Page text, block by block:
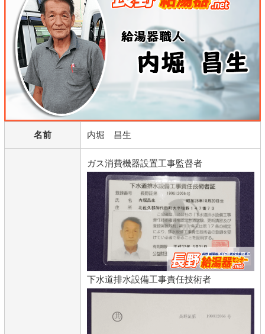
名前 内堀 昌生
ガス消費機器設置工事監督者
下水道排水設備工事責任技術者